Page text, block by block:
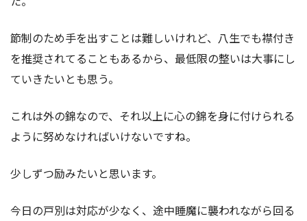
節制のため手を出すことは難しいけれど、八生でも襟付き
を推奨されてることもあるから、最低限の整いは大事にし
ていきたいとも思う。
これは外の錦なので、それ以上に心の錦を身に付けられる
ように努めなければいけないですね。
少しずつ励みたいと思います。
今日の戸別は対応が少なく、途中睡魔に襲われながら回る